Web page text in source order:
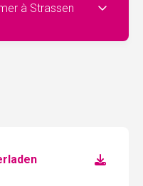
à Strassen